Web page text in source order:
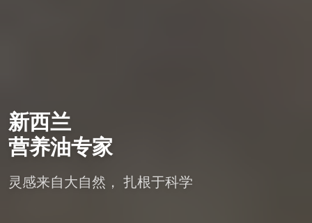
新西兰
营养油专家
灵感来自大自然， 扎根于科学